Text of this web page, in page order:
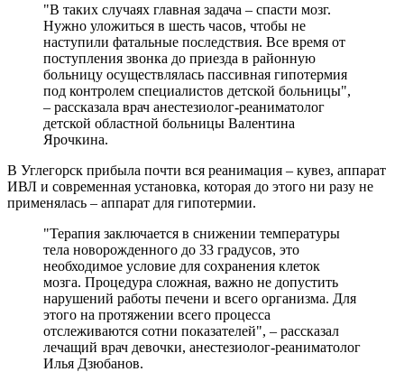
"В таких случаях главная задача – спасти мозг.
Нужно уложиться в шесть часов, чтобы не
наступили фатальные последствия. Все время от
поступления звонка до приезда в районную
больницу осуществлялась пассивная гипотермия
под контролем специалистов детской больницы",
– рассказала врач анестезиолог-реаниматолог
детской областной больницы Валентина
Ярочкина.
В Углегорск прибыла почти вся реанимация – кувез, аппарат
ИВЛ и современная установка, которая до этого ни разу не
применялась – аппарат для гипотермии.
"Терапия заключается в снижении температуры
тела новорожденного до 33 градусов, это
необходимое условие для сохранения клеток
мозга. Процедура сложная, важно не допустить
нарушений работы печени и всего организма. Для
этого на протяжении всего процесса
отслеживаются сотни показателей", – рассказал
лечащий врач девочки, анестезиолог-реаниматолог
Илья Дзюбанов.